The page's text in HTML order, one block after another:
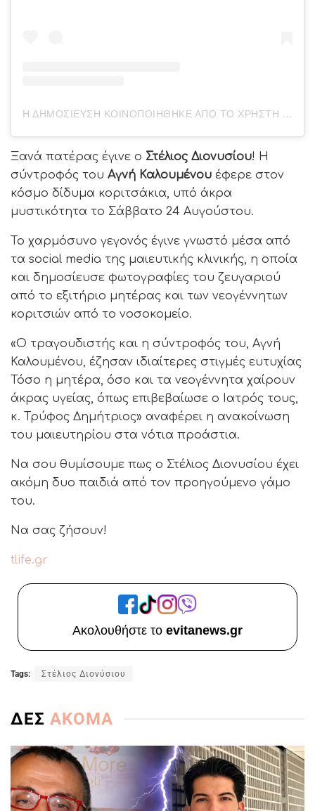
Η ΔΗΜΟΣΊΕΥΣΗ ΚΟΙΝΟΠΟΙΉΘΗΚΕ ΑΠΌ ΤΟ ΧΡΉΣΤΗ ΚΛΙΝΙΚΉ ΡΕΑ (@REA_MATERNITY)
Ξανά πατέρας έγινε ο Στέλιος Διονυσίου! Η
σύντροφός του Αγνή Καλουμένου έφερε στον
κόσμο δίδυμα κοριτσάκια, υπό άκρα
μυστικότητα το Σάββατο 24 Αυγούστου.
Το χαρμόσυνο γεγονός έγινε γνωστό μέσα από
τα social media της μαιευτικής κλινικής, η οποία
και δημοσίευσε φωτογραφίες του ζευγαριού
από το εξιτήριο μητέρας και των νεογέννητων
κοριτσιών από το νοσοκομείο.
«Ο τραγουδιστής και η σύντροφός του, Αγνή
Καλουμένου, έζησαν ιδιαίτερες στιγμές ευτυχίας
Τόσο η μητέρα, όσο και τα νεογέννητα χαίρουν
άκρας υγείας, όπως επιβεβαίωσε ο Ιατρός τους,
κ. Τρύφος Δημήτριος» αναφέρει η ανακοίνωση
του μαιευτηρίου στα νότια προάστια.
Να σου θυμίσουμε πως ο Στέλιος Διονυσίου έχει
ακόμη δυο παιδιά από τον προηγούμενο γάμο
του.
Να σας ζήσουν!
tlife.gr
Ακολουθήστε το evitanews.gr
Tags: Στέλιος Διονύσιου
ΔΕΣ ΑΚΟΜΑ